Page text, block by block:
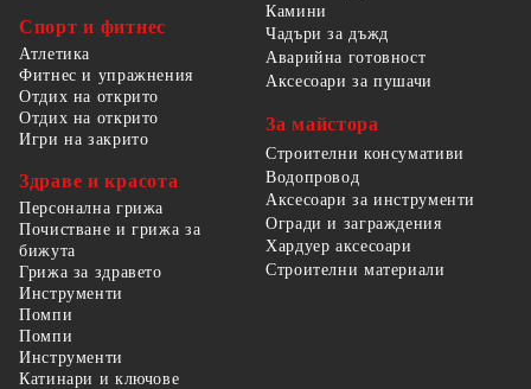
Спорт и фитнес
Атлетика
Фитнес и упражнения
Отдих на открито
Отдих на открито
Игри на закрито
Здраве и красота
Персонална грижа
Почистване и грижа за
бижута
Грижа за здравето
Камини
Чадъри за дъжд
Аварийна готовност
Аксесоари за пушачи
За майстора
Строителни консумативи
Водопровод
Аксесоари за инструменти
Огради и заграждения
Хардуер аксесоари
Строителни материали
Инструменти
Помпи
Помпи
Инструменти
Катинари и ключове